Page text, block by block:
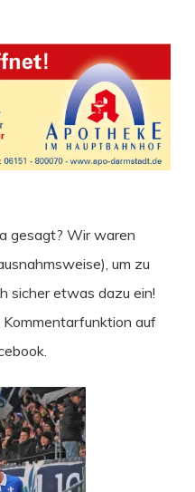
gesagt? Wir waren
um zu
sicher etwas dazu ein!
auf